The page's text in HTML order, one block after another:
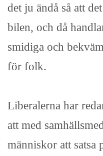
det ju ändå så att
bilen, och då
smidiga och
för folk.
Liberalerna har
att med
människor att